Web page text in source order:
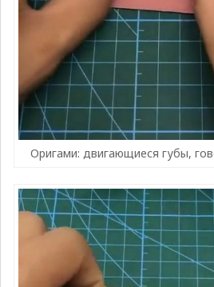
Оригами: двигающиеся губы,